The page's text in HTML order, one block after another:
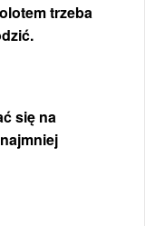
trzeba
się na